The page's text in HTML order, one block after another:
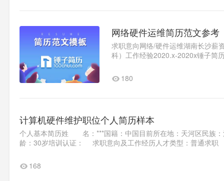
网络硬件运维简历范文参考
求职意向网络/硬件运维湖南长沙薪
科）工作经验2020.x-2020x锤子简
180
计算机硬件维护职位个人简历样本
个人基本简历姓 名：***国籍：中国目前所在地：天河区民族
龄：30岁培训认证： 求职意向及工作经历人才类型：普通求职
168